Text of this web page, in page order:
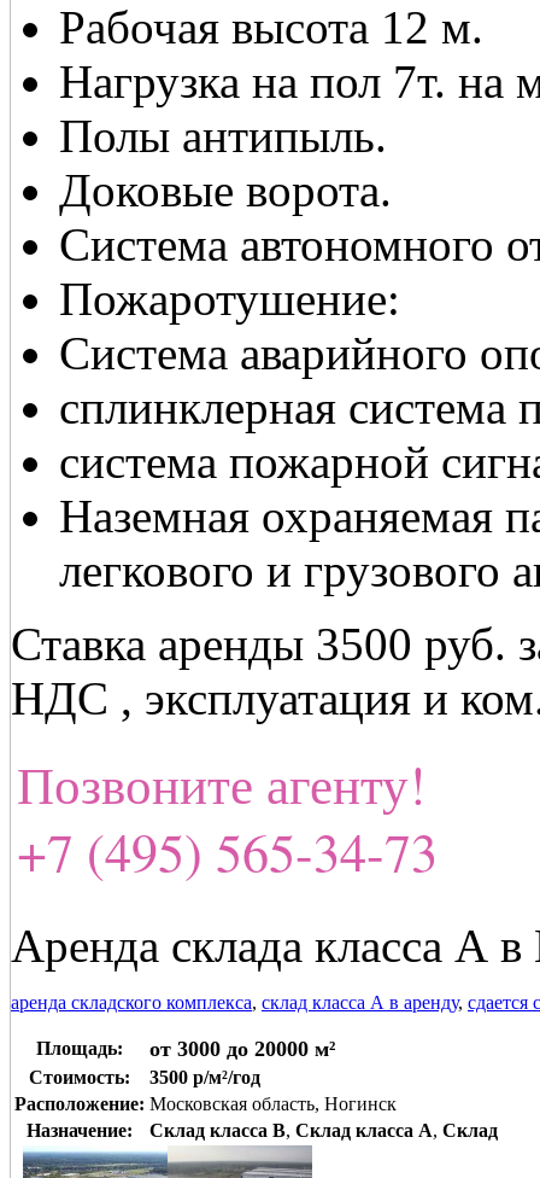
Рабочая высота 12 м.
Нагрузка на пол 7т. на
Полы антипыль.
Доковые ворота.
Система автономного
Пожаротушение:
Cистема аварийного
cплинклерная система
cистема пожарной
Наземная охраняемая
легкового и грузового
Ставка аренды 3500 руб.
НДС , эксплуатация и
Позвоните агенту!
+7 (495) 565-34-73
Аренда склада класса А
аренда складского комплекса, склад класса А в аренду, сдается
Площадь: от 3000 до 20000 м²
Стоимость:
3500 р/м²/год
Расположение: Московская область, Ногинск
Назначение:
Склад класса B, Склад класса A, Склад